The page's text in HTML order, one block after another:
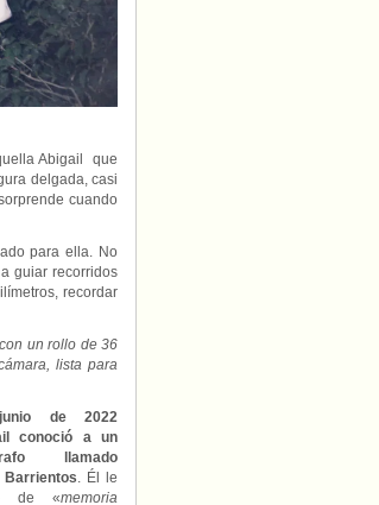
Abigail que
delgada, casi
cuando
para ella. No
guiar recorridos
recordar
un rollo de 36
lista para
de 2022
conoció a un
llamado
Barrientos. Él le
de «memoria